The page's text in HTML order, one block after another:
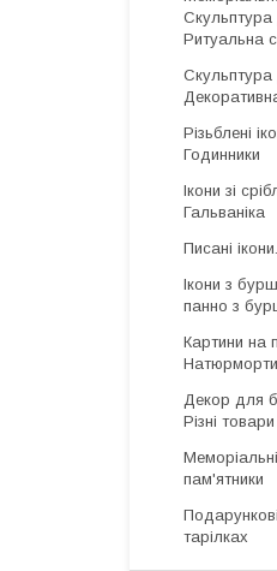
Ритуальна
Різьблені
Годинники
Ікони зі
Гальваніка
Писані
Ікони з
панно з
Картини на
Декор для
Різні
пам'ятники
тарілках